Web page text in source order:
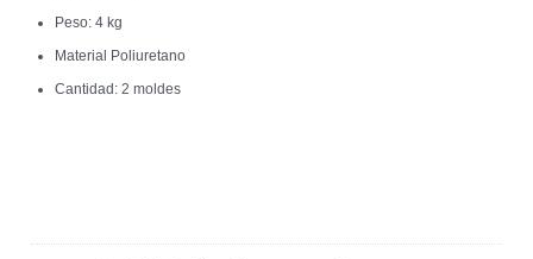
Peso: 4 kg
Material Poliuretano
Cantidad: 2 moldes